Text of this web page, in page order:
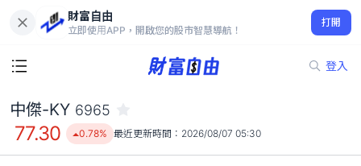
財富自由
立即使用APP，開啟您的股市智慧導航！
打開
登入
77.30
0.78%
中傑-KY 6965
77.30 0.78% 最近更新時間： 2026/08/07 05:30